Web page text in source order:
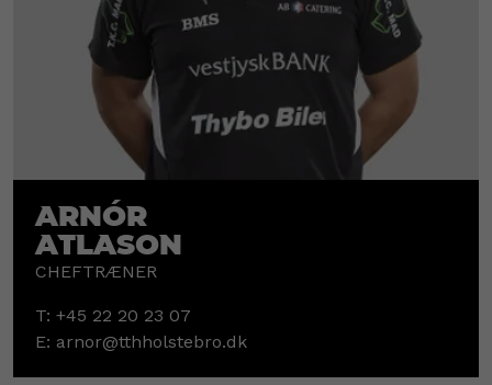
Arnór
Atlason
CHEFTRÆNER
T: +45 22 20 23 07
E: arnor@tthholstebro.dk